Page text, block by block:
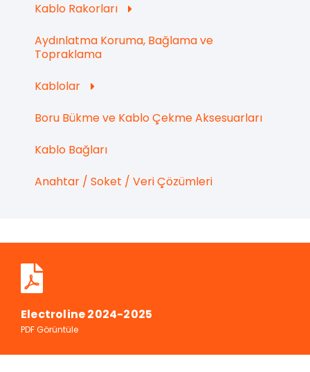
Kablo Rakorları
Aydınlatma Koruma, Bağlama ve
Topraklama
Kablolar
Boru Bükme ve Kablo Çekme Aksesuarları
Kablo Bağları
Anahtar / Soket / Veri Çözümleri
Electroline 2024-2025
PDF Görüntüle